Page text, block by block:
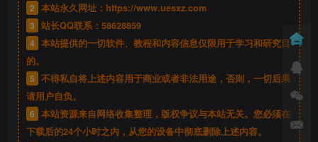
2 本站永久网址： https://www.uesxz.com
3 站长QQ联系： 58628859
4 本站提供的一切软件、教程和内容信息仅限用于学习和研究目
的。
5 不得私自将上述内容用于商业或者非法用途，否则，一切后果
请用户自负。
6 本站资源来自网络收集整理，版权争议与本站无关。您必须在
下载后的24个小时之内，从您的设备中彻底删除上述内容。